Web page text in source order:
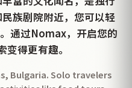
族剧院附近，您可以轻
通过Nomax，开启您的
得更有趣。
Bulgaria. Solo travelers